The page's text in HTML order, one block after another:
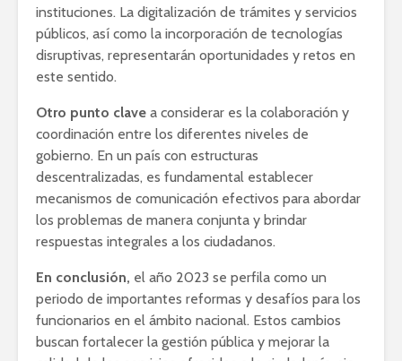
instituciones. La digitalización de trámites y servicios
públicos, así como la incorporación de tecnologías
disruptivas, representarán oportunidades y retos en
este sentido.
Otro punto clave a considerar es la colaboración y
coordinación entre los diferentes niveles de
gobierno. En un país con estructuras
descentralizadas, es fundamental establecer
mecanismos de comunicación efectivos para abordar
los problemas de manera conjunta y brindar
respuestas integrales a los ciudadanos.
En conclusión, el año 2023 se perfila como un
periodo de importantes reformas y desafíos para los
funcionarios en el ámbito nacional. Estos cambios
buscan fortalecer la gestión pública y mejorar la